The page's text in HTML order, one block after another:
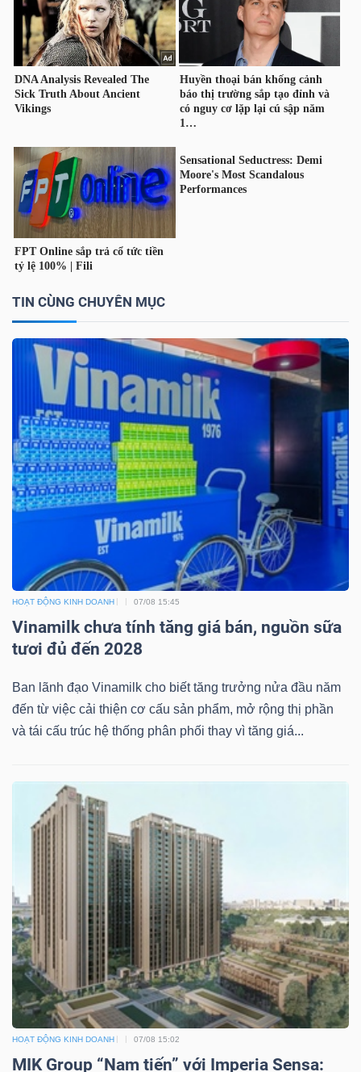
TIN CÙNG CHUYÊN MỤC
HOẠT ĐỘNG KINH DOANH 07/08 15:45
Vinamilk chưa tính tăng giá bán, nguồn sữa
tươi đủ đến 2028
Ban lãnh đạo Vinamilk cho biết tăng trưởng nửa đầu năm
đến từ việc cải thiện cơ cấu sản phẩm, mở rộng thị phần
và tái cấu trúc hệ thống phân phối thay vì tăng giá...
HOẠT ĐỘNG KINH DOANH 07/08 15:02
MIK Group “Nam tiến” với Imperia Sensa:
(-)
Dịch
vụ
(-)
Đào
tạo
Sách
tài
chính
Công
cụ
đầu
tư
thông
chính
Dữ
chính